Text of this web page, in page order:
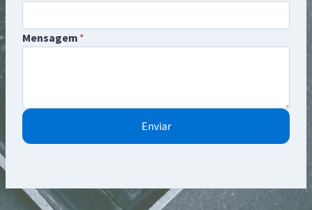
Mensagem *
Enviar